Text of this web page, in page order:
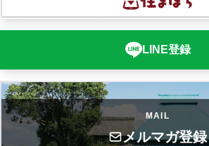
LINE登録
MAIL
メルマガ登録